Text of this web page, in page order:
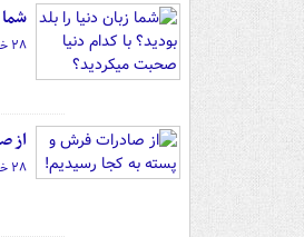
۲۸ خرداد ۰۲ - ۱۴:۵۰
از
۲۸ خرداد ۰۲ - ۱۱:۳۶